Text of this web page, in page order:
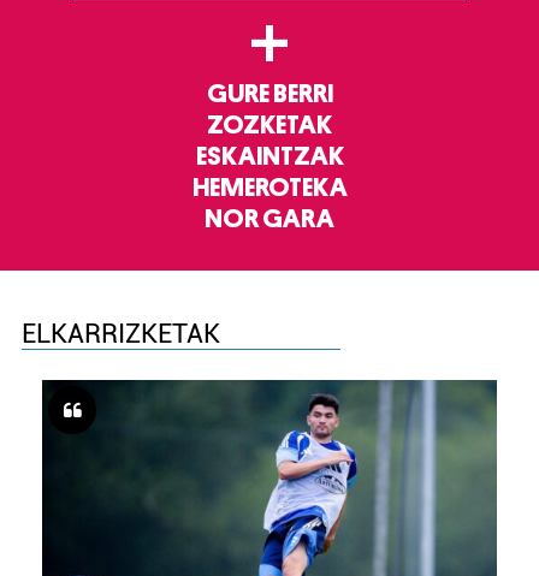
+
GURE BERRI
ZOZKETAK
ESKAINTZAK
HEMEROTEKA
NOR GARA
ELKARRIZKETAK